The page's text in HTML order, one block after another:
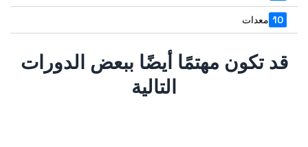
معدات 10
قد تكون مهتمًا أيضًا ببعض الدورات
التالية